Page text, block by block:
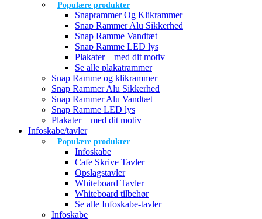
Populære produkter
Snaprammer Og Klikrammer
Snap Rammer Alu Sikkerhed
Snap Ramme Vandtæt
Snap Ramme LED lys
Plakater – med dit motiv
Se alle plakatrammer
Snap Ramme og klikrammer
Snap Rammer Alu Sikkerhed
Snap Rammer Alu Vandtæt
Snap Ramme LED lys
Plakater – med dit motiv
Infoskabe/tavler
Populære produkter
Infoskabe
Cafe Skrive Tavler
Opslagstavler
Whiteboard Tavler
Whiteboard tilbehør
Se alle Infoskabe-tavler
Infoskabe